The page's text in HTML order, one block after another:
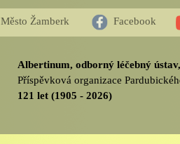
Město Žamberk Facebook
Albertinum, odborný léčebný
Příspěvková organizace
121 let (1905 - 2026)